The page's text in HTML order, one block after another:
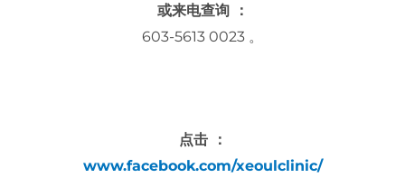
或来电查询 ：
603-5613 0023 。
点击 ：
www.facebook.com/xeoulclinic/